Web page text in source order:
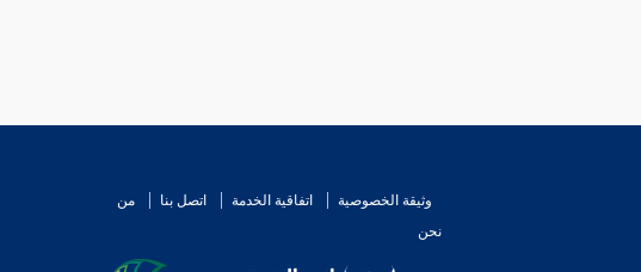
وثيقة الخصوصية اتفاقية الخدمة اتصل بنا
من
نحن